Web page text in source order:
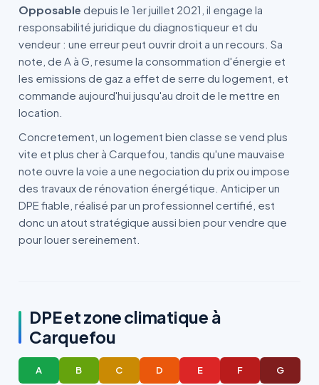
Opposable depuis le 1er juillet 2021, il engage la
responsabilité juridique du diagnostiqueur et du
vendeur : une erreur peut ouvrir droit a un recours. Sa
note, de A à G, resume la consommation d'énergie et
les emissions de gaz a effet de serre du logement, et
commande aujourd'hui jusqu'au droit de le mettre en
location.
Concretement, un logement bien classe se vend plus
vite et plus cher à Carquefou, tandis qu'une mauvaise
note ouvre la voie a une negociation du prix ou impose
des travaux de rénovation énergétique. Anticiper un
DPE fiable, réalisé par un professionnel certifié, est
donc un atout stratégique aussi bien pour vendre que
pour louer sereinement.
DPE et zone climatique à
Carquefou
A B C D E F G